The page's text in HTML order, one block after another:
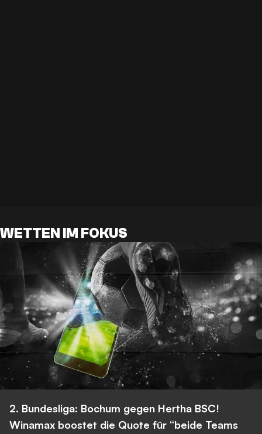
WETTEN IM FOKUS
2. Bundesliga: Bochum gegen Hertha BSC!
Winamax boostet die Quote für “beide Teams